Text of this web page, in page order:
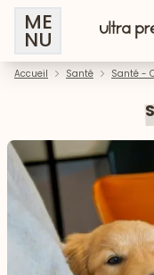
ME
NU
Accueil Santé Santé -